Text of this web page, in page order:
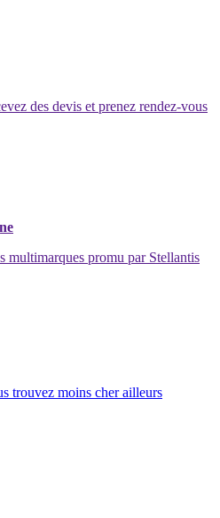
des devis et prenez rendez-vous
multimarques promu par Stellantis
trouvez moins cher ailleurs